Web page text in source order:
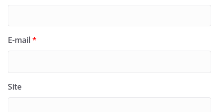
E-mail*
Site